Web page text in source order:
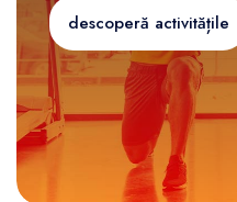
descoperă activitățile